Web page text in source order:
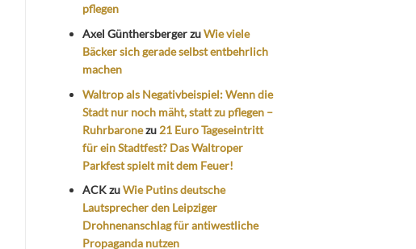
pflegen
Axel GünthersbergerzuWie viele
Bäcker sich gerade selbst entbehrlich
machen
Waltrop als Negativbeispiel: Wenn die
Stadt nur noch mäht, statt zu pflegen –
Ruhrbaronezu 21 Euro Tageseintritt
für ein Stadtfest? Das Waltroper
Parkfest spielt mit dem Feuer!
ACKzuWie Putins deutsche
Lautsprecher den Leipziger
Drohnenanschlag für antiwestliche
Propaganda nutzen